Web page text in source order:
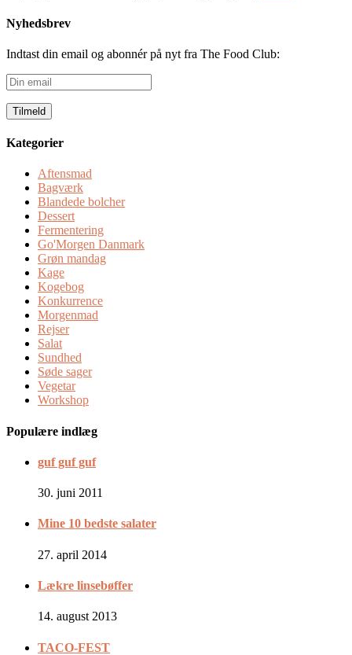
Nyhedsbrev
Indtast din email og abonnér på nyt fra The Food Club:
Din
email
Kategorier
Aftensmad
Bagværk
Blandede bolcher
Dessert
Fermentering
Go'Morgen Danmark
Grøn mandag
Kage
Kogebog
Konkurrence
Morgenmad
Rejser
Salat
Sundhed
Søde sager
Vegetar
Workshop
Populære indlæg
guf guf guf
30. juni 2011
Mine 10 bedste salater
27. april 2014
Lækre linsebøffer
14. august 2013
TACO-FEST